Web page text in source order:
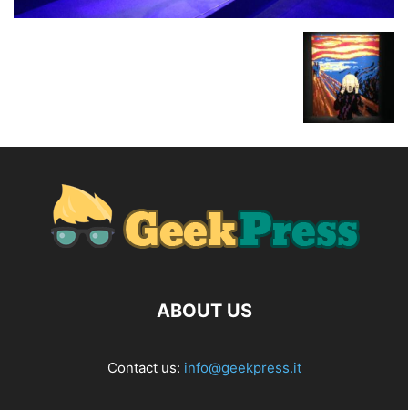
ABOUT US
Contact us: info@geekpress.it